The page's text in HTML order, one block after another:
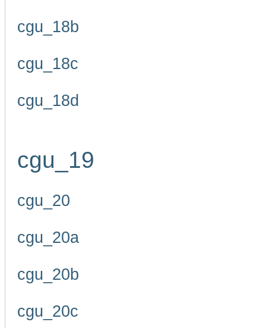
cgu_18b
cgu_18c
cgu_18d
cgu_19
cgu_20
cgu_20a
cgu_20b
cgu_20c